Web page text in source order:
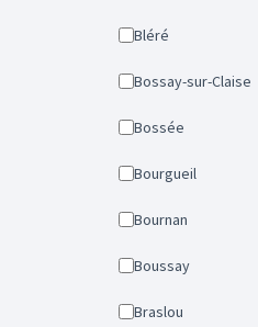
Bléré
Bossay-sur-Claise
Bossée
Bourgueil
Bournan
Boussay
Braslou